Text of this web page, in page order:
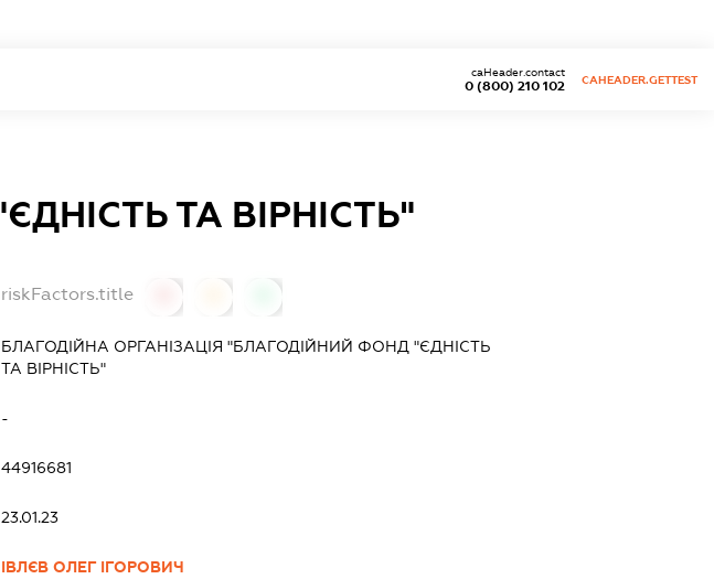
0 (800) 210 102
caHeader.contact
CAHEADER.GETTEST
ТА ВІРНІСТЬ"
riskFactors.title
БЛАГОДІЙНА ОРГАНІЗАЦІЯ "БЛАГОДІЙНИЙ ФОНД "ЄДНІСТЬ
ТА ВІРНІСТЬ"
-
44916681
23.01.23
ІВЛЄВ ОЛЕГ ІГОРОВИЧ